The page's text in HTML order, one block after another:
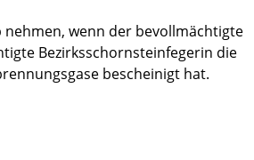
wenn der bevollmächtigte
Bezirksschornsteinfegerin die
bescheinigt hat.